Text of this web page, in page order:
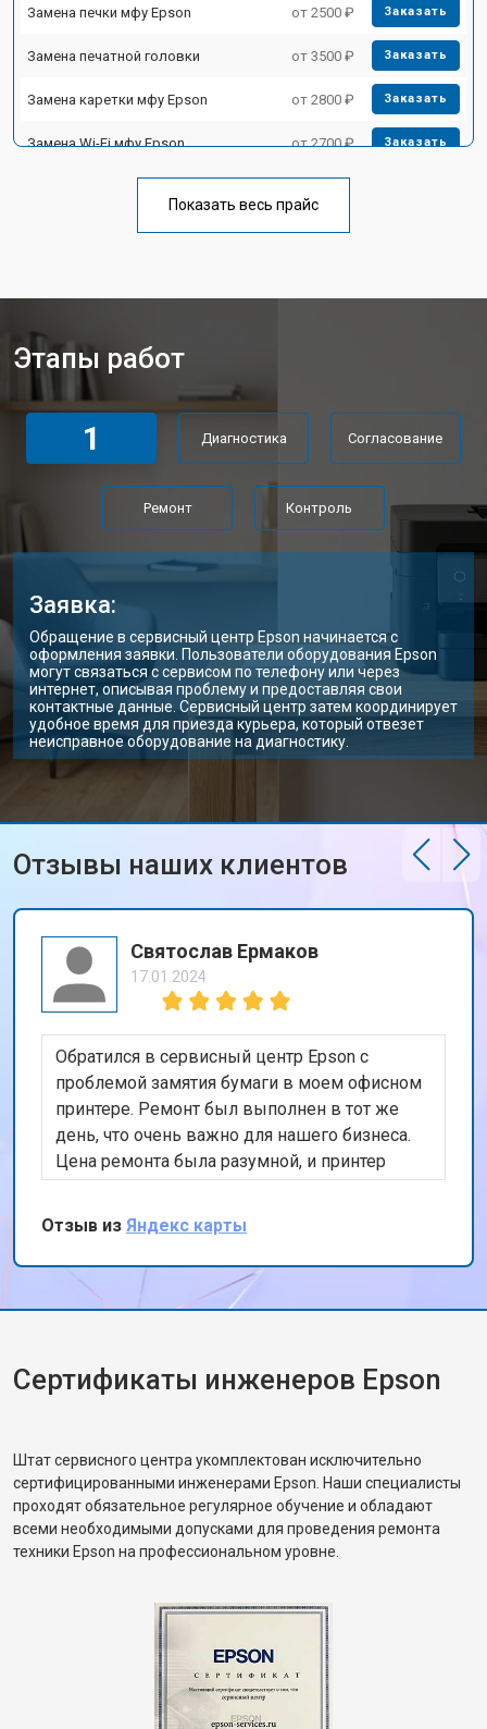
Замена печки мфу Epson от 2500 ₽ Заказать
Замена печатной головки от 3500 ₽ Заказать
Замена каретки мфу Epson от 2800 ₽ Заказать
Замена Wi-Fi мфу Epson от 2700 ₽ Заказать
Замена вала мфу Epson от 3500 ₽
Показать весь прайс
Этапы работ
1 Диагностика Согласование
Ремонт Контроль
Заявка:
Обращение в сервисный центр Epson начинается с
оформления заявки. Пользователи оборудования Epson
могут связаться с сервисом по телефону или через
интернет, описывая проблему и предоставляя свои
контактные данные. Сервисный центр затем координирует
удобное время для приезда курьера, который отвезет
неисправное оборудование на диагностику.
Отзывы наших клиентов
Святослав Ермаков
17.01.2024
Обратился в сервисный центр Epson с
проблемой замятия бумаги в моем офисном
принтере. Ремонт был выполнен в тот же
день, что очень важно для нашего бизнеса.
Цена ремонта была разумной, и принтер
теперь работает безупречно. Спасибо за
быстрый и качественный сервис!
Отзыв из Яндекс карты
Сертификаты инженеров Epson
Штат сервисного центра укомплектован исключительно
сертифицированными инженерами Epson. Наши специалисты
проходят обязательное регулярное обучение и обладают
всеми необходимыми допусками для проведения ремонта
техники Epson на профессиональном уровне.